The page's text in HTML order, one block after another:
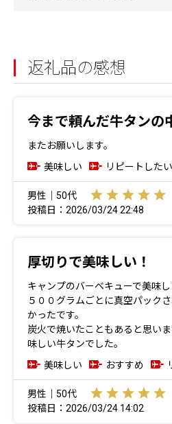
返礼品の感想
今まで頼んだ牛タンの
またお願いします。
美味しい
リピートしたい
男性｜50代
投稿日：2026/03/24 22:48
厚切りで美味しい！
キャンプのバーベキューで美味し
５００グラムごとに真空パック
かったです。
炭火で焼いたこともあると思い
味しい牛タンでした。
美味しい
おすすめ
男性｜50代
投稿日：2026/03/24 14:02